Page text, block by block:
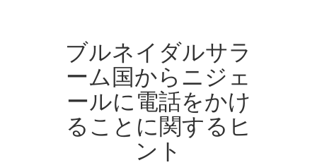
ブルネイダルサラ
ーム国からニジェ
ールに電話をかけ
ることに関するヒ
ント